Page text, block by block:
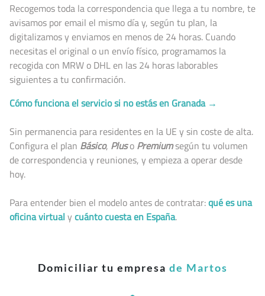
Recogemos toda la correspondencia que llega a tu nombre, te
avisamos por email el mismo día y, según tu plan, la
digitalizamos y enviamos en menos de 24 horas. Cuando
necesitas el original o un envío físico, programamos la
recogida con MRW o DHL en las 24 horas laborables
siguientes a tu confirmación.
Cómo funciona el servicio si no estás en Granada →
Sin permanencia para residentes en la UE y sin coste de alta.
Configura el plan Básico, Pluso Premiumsegún tu volumen
de correspondencia y reuniones, y empieza a operar desde
hoy.
Para entender bien el modelo antes de contratar:qué es una
oficina virtual ycuánto cuesta en España.
Domiciliar tu empresa de Martos